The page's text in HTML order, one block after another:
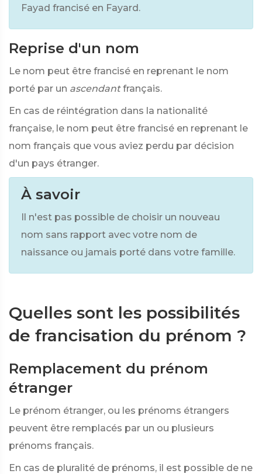
Fayad francisé en Fayard.
Reprise d'un nom
Le nom peut être francisé en reprenant le nom
porté par un ascendant français.
En cas de réintégration dans la nationalité
française, le nom peut être francisé en reprenant le
nom français que vous aviez perdu par décision
d'un pays étranger.
À savoir
Il n'est pas possible de choisir un nouveau
nom sans rapport avec votre nom de
naissance ou jamais porté dans votre famille.
Quelles sont les possibilités
de francisation du prénom ?
Remplacement du prénom
étranger
Le prénom étranger, ou les prénoms étrangers
peuvent être remplacés par un ou plusieurs
prénoms français.
En cas de pluralité de prénoms, il est possible de ne